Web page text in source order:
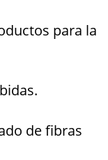
para la
de fibras